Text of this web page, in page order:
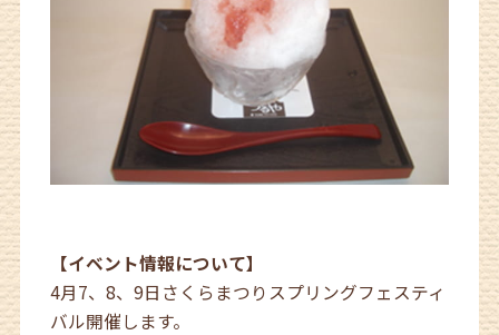
【イベント情報について】
4月7、8、9日さくらまつりスプリングフェスティ
バル開催します。